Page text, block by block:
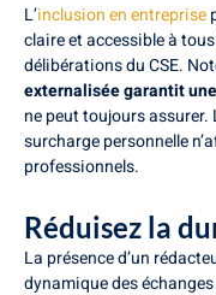
L’inclusion en entreprise
claire et accessible à
délibérations du CSE.
externalisée garantit
ne peut toujours assurer.
surcharge personnelle
professionnels.
Réduisez la
La présence d’un
dynamique des